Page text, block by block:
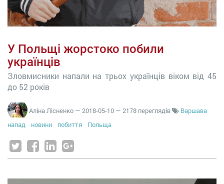
У Польщі жорстоко побили
українців
Зловмисники напали на трьох українців віком від 45
до 52 років
Аліна Лісненко — 2018-05-10 — 2178 переглядів
Варшава
напад
новини побиття Польща